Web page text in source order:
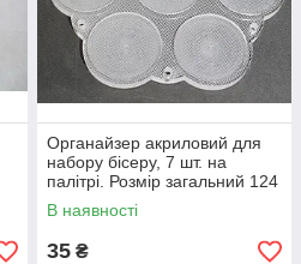
Органайзер акриловий для
набору бісеру, 7 шт. на
палітрі. Розмір загальний 124
х 114 мм
В наявності
35 ₴